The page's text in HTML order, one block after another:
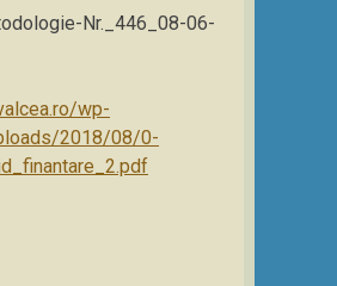
Nr._446_08-06-
wp-
2018/08/0-